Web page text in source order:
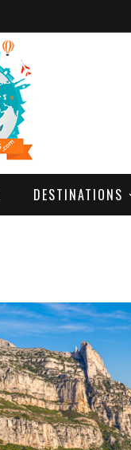
DESTINATIONS